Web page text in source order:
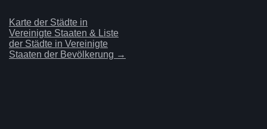
Karte der Städte in
Vereinigte Staaten & Liste
der Städte in Vereinigte
Staaten der Bevölkerung →